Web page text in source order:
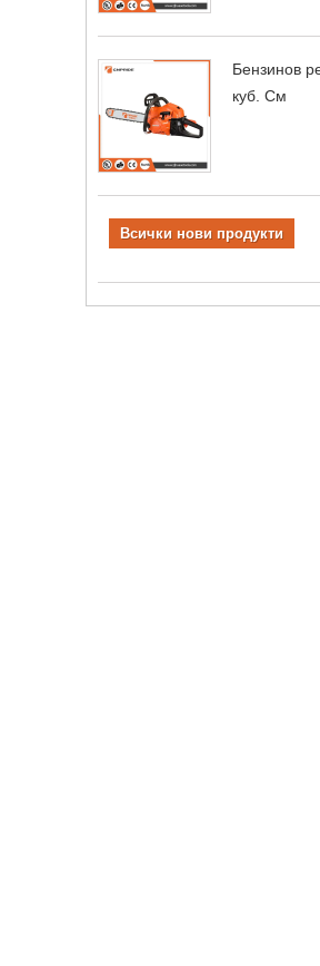
Бензинов
куб. См
Всички нови продукти